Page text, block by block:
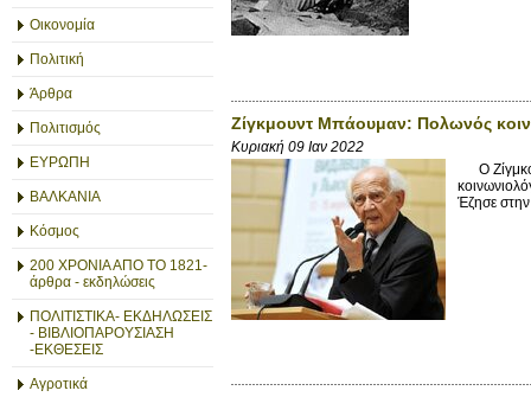
Οικονομία
Πολιτική
Άρθρα
Πολιτισμός
ΕΥΡΩΠΗ
ΒΑΛΚΑΝΙΑ
Κόσμος
200 ΧΡΟΝΙΑ ΑΠΟ ΤΟ 1821-
άρθρα - εκδηλώσεις
ΠΟΛΙΤΙΣΤΙΚΑ- ΕΚΔΗΛΩΣΕΙΣ
- ΒΙΒΛΙΟΠΑΡΟΥΣΙΑΣΗ
-ΕΚΘΕΣΕΙΣ
Αγροτικά
Ζίγκμουντ Μπάουμαν: Πολωνός
Κυριακή 09 Ιαν 2022
Ο
Έζησε